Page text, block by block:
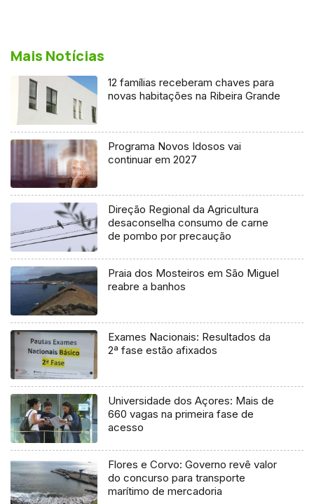
Mais Notícias
12 famílias receberam chaves para
novas habitações na Ribeira Grande
Programa Novos Idosos vai
continuar em 2027
Direção Regional da Agricultura
desaconselha consumo de carne
de pombo por precaução
Praia dos Mosteiros em São Miguel
reabre a banhos
Exames Nacionais: Resultados da
2ª fase estão afixados
Universidade dos Açores: Mais de
660 vagas na primeira fase de
acesso
Flores e Corvo: Governo revê valor
do concurso para transporte
marítimo de mercadoria